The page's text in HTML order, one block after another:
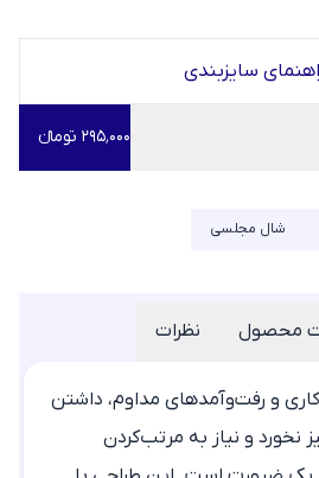
سایز‌بندی
۲۹۵٬۰۰۰ تومانء
شال مجلسی
محصول نظرات
و رفت‌وآمدهای مداوم، داشتن
و نیاز به مرتب‌کردن